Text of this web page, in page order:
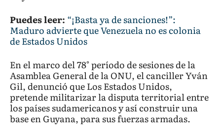
Puedes leer: “¡Basta ya de sanciones!”:
Maduro advierte que Venezuela no es colonia
de Estados Unidos
En el marco del 78° período de sesiones de la
Asamblea General de la ONU, el canciller Yván
Gil, denunció que Los Estados Unidos,
pretende militarizar la disputa territorial entre
los países sudamericanos y así construir una
base en Guyana, para sus fuerzas armadas.